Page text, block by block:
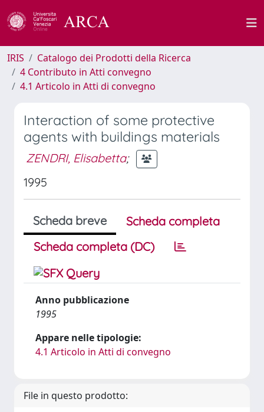
IRIS
Catalogo dei Prodotti della Ricerca
4 Contributo in Atti convegno
4.1 Articolo in Atti di convegno
Interaction of some protective
agents with buildings materials
ZENDRI, Elisabetta;
1995
Scheda breve
Scheda completa
Scheda completa (DC)
Anno pubblicazione
1995
Appare nelle tipologie:
4.1 Articolo in Atti di convegno
File in questo prodotto: